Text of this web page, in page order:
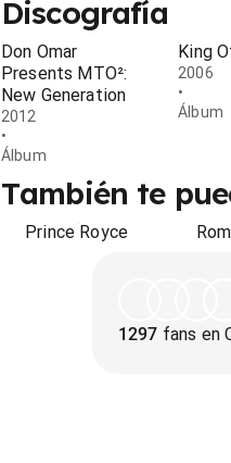
Discografía
Don Omar
Presents MTO²:
New Generation
2012
•
Álbum
King
2006
•
Álbum
También te
Prince Royce
1297 fans en